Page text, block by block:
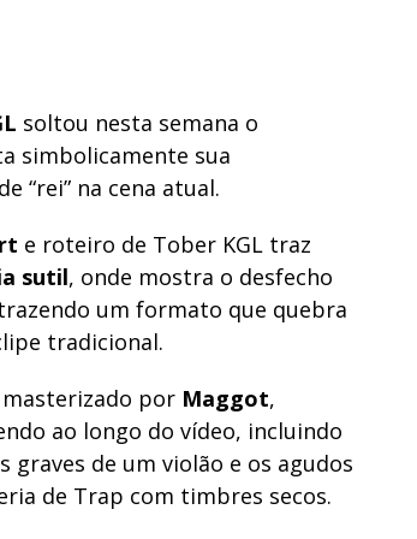
soltou nesta semana o
simbolicamente sua
“rei” na cena atual.
e roteiro de Tober KGL traz
sutil, onde mostra o desfecho
um formato que quebra
tradicional.
masterizado por Maggot,
ao longo do vídeo, incluindo
de um violão e os agudos
de Trap com timbres secos.